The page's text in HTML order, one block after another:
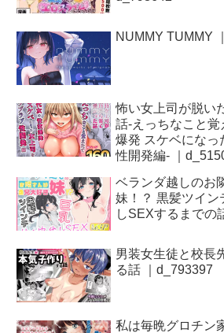
NUMMY TUMMY
怖い女上司が脱い
話-えっちなこと
爆発 スケベにな
性開発編- ｜
ベランダ越しのお
妹！？ 黒髪ツイン
しSEXするまでの
男装女生徒と校長
る話 ｜d_793397
私は毎晩グロチン